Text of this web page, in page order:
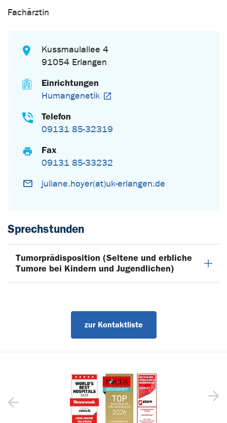
Fachärztin
Kussmaulallee 4
91054 Erlangen
Einrichtungen
Humangenetik
Telefon
09131 85-32319
Fax
09131 85-33232
juliane.hoyer(at)uk-erlangen.de
Sprechstunden
Tumorprädisposition (Seltene und erbliche
Tumore bei Kindern und Jugendlichen)
zur Kontaktliste